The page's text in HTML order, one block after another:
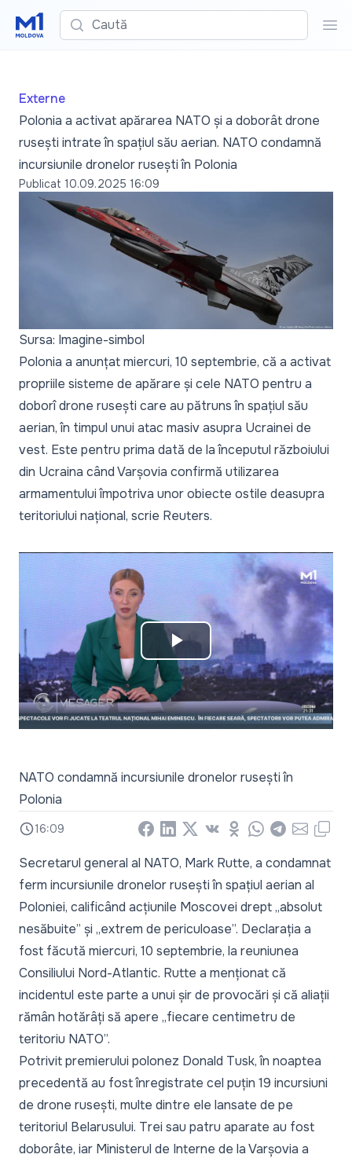
Caută
Externe
Polonia a activat apărarea NATO și a doborât drone
rusești intrate în spațiul său aerian. NATO condamnă
incursiunile dronelor rusești în Polonia
Publicat 10.09.2025 16:09
Sursa: Imagine-simbol
Polonia a anunțat miercuri, 10 septembrie, că a activat
propriile sisteme de apărare și cele NATO pentru a
doborî drone rusești care au pătruns în spațiul său
aerian, în timpul unui atac masiv asupra Ucrainei de
vest. Este pentru prima dată de la începutul războiului
din Ucraina când Varșovia confirmă utilizarea
armamentului împotriva unor obiecte ostile deasupra
teritoriului național, scrie Reuters.
Play
Video
NATO condamnă incursiunile dronelor rusești în
Polonia
16:09 Facebook
LinkedIn
X Vkontakte
Odnoklassniki
WhatsApp
Telegram
EmailCopy
Secretarul general al NATO, Mark Rutte, a condamnat
ferm incursiunile dronelor rusești în spațiul aerian al
Poloniei, calificând acțiunile Moscovei drept „absolut
nesăbuite” și „extrem de periculoase”. Declarația a
fost făcută miercuri, 10 septembrie, la reuniunea
Consiliului Nord-Atlantic. Rutte a menționat că
incidentul este parte a unui șir de provocări și că aliații
rămân hotărâți să apere „fiecare centimetru de
teritoriu NATO”.
Potrivit premierului polonez Donald Tusk, în noaptea
precedentă au fost înregistrate cel puțin 19 incursiuni
de drone rusești, multe dintre ele lansate de pe
teritoriul Belarusului. Trei sau patru aparate au fost
doborâte, iar Ministerul de Interne de la Varșovia a